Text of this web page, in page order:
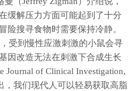
缓解压力方面可能起到了十分
险搜寻食物时需要保持冷静。
受到慢性应激刺激的小鼠会寻
因改造无法在刺激下合成生长
Journal of Clinical Investigation,
，我们现代人可以轻易获取高脂